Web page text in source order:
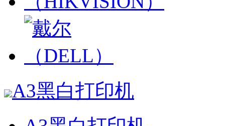
A3黑白打印机